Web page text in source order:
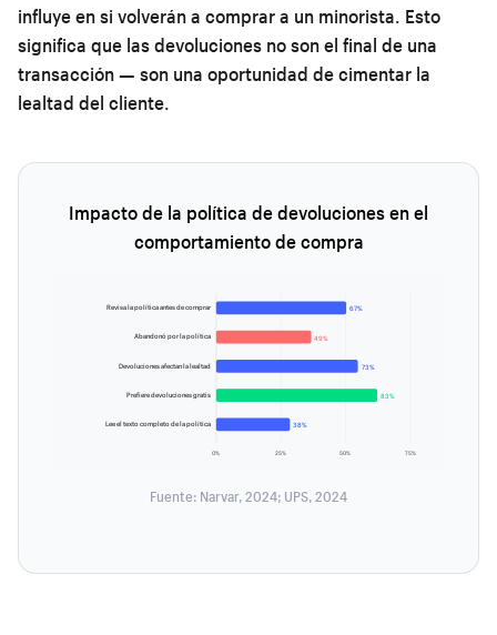
influye en si volverán a comprar a un minorista. Esto
significa que las devoluciones no son el final de una
transacción — son una oportunidad de cimentar la
lealtad del cliente.
Impacto de la política de devoluciones en el
comportamiento de compra
0% 25% 50% 75%
Revisa la política antes de comprar
Abandonó por la política
Devoluciones afectan la lealtad
Prefiere devoluciones gratis
Lee el texto completo de la política
67%
49%
73%
83%
38%
Fuente: Narvar, 2024; UPS, 2024